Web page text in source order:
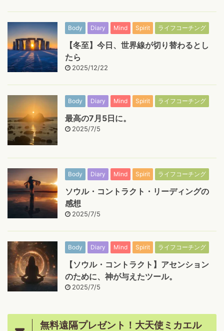
Body Diary Mind Spirit ライフコーチング
【冬至】今日、世界線が切り替わるとし
たら
2025/12/22
Body Diary Mind Spirit ライフコーチング
最高の7月5日に。
2025/7/5
Body Diary Mind Spirit ライフコーチング
ソウル・コントラクト・リーディングの
感想
2025/7/5
Body Diary Mind Spirit ライフコーチング
【ソウル・コントラクト】アセンション
のために、神が与えたツール。
2025/7/5
無料遠隔プレゼント！大天使ミカエル